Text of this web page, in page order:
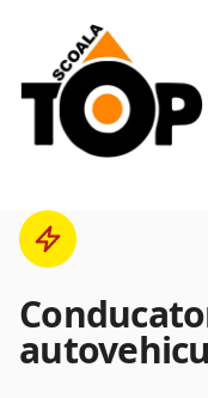
Scoala de Soferi